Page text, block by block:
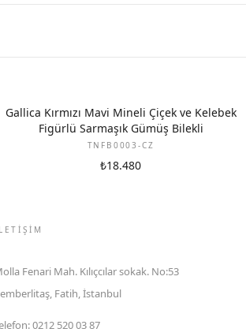
Gallica Kırmızı Mavi Mineli Çiçek ve Kelebek
Figürlü Sarmaşık Gümüş Bilekli
TNFB0003-CZ
₺18.480
Fenari Mah. Kılıçcılar sokak. No:53
Fatih, İstanbul
:0212 520 03 87